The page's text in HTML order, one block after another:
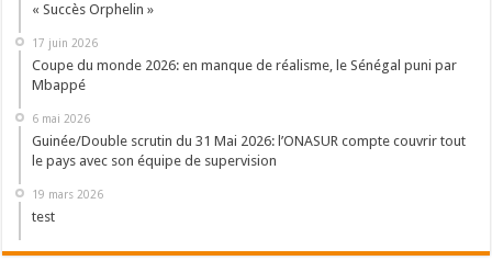
« Succès Orphelin »
17 juin 2026
Coupe du monde 2026: en manque de réalisme, le Sénégal puni par
Mbappé
6 mai 2026
Guinée/Double scrutin du 31 Mai 2026: l’ONASUR compte couvrir tout
le pays avec son équipe de supervision
19 mars 2026
test